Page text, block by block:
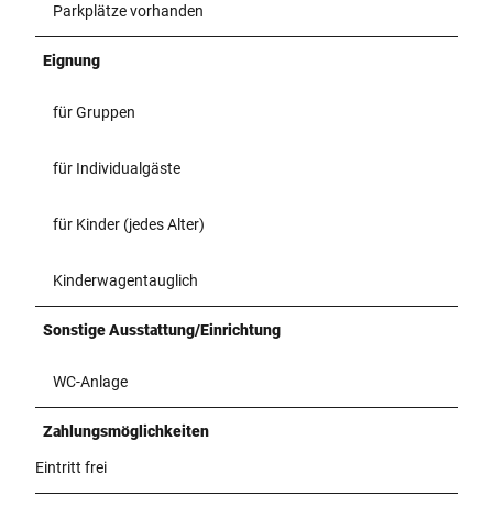
Parkplätze vorhanden
Eignung
für Gruppen
für Individualgäste
für Kinder (jedes Alter)
Kinderwagentauglich
Sonstige Ausstattung/Einrichtung
WC-Anlage
Zahlungsmöglichkeiten
Eintritt frei